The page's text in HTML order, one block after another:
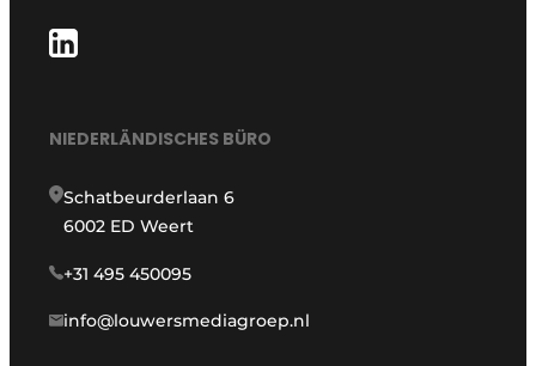
NIEDERLÄNDISCHES BÜRO
Schatbeurderlaan 6
6002 ED Weert
+31 495 450095
info@louwersmediagroep.nl